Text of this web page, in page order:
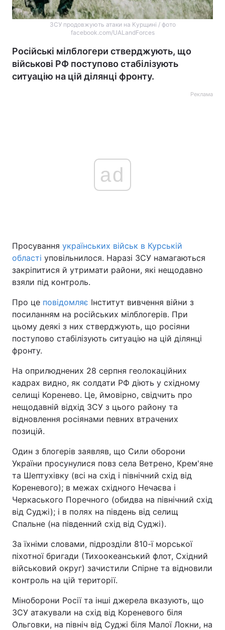
ЗСУ продовжують атаки на Курщині / фото
facebook.com/UALandForces
Російські мілблогери стверджують, що
військові РФ поступово стабілізують
ситуацію на цій ділянці фронту.
Реклама
ad
Просування українських військ в Курській
області уповільнилося. Наразі ЗСУ намагаються
закріпитися й утримати райони, які нещодавно
взяли під контроль.
Про це повідомляє Інститут вивчення війни з
посиланням на російських мілблогерів. При
цьому деякі з них стверджують, що росіяни
поступово стабілізують ситуацію на цій ділянці
фронту.
На оприлюднених 28 серпня геолокаційних
кадрах видно, як солдати РФ діють у східному
селищі Коренево. Це, ймовірно, свідчить про
нещодавній відхід ЗСУ з цього району та
відновлення росіянами певних втрачених
позицій.
Один з блогерів заявляв, що Сили оборони
України просунулися повз села Ветрено, Крем'яне
та Шептухівку (всі на схід і північний схід від
Кореневого); в межах східного Нечаєва і
Черкаського Поречного (обидва на північний схід
від Суджі); і в полях на південь від селищ
Спальне (на південний схід від Суджі).
За їхніми словами, підрозділи 810-ї морської
піхотної бригади (Тихоокеанський флот, Східний
військовий округ) зачистили Спірне та відновили
контроль на цій території.
Міноборони Росії та інші джерела вказують, що
ЗСУ атакували на схід від Кореневого біля
Ольговки, на північ від Суджі біля Малої Локни, на